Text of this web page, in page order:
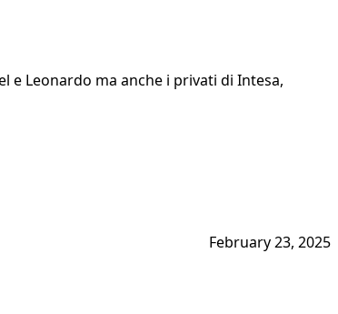
e Leonardo ma anche i privati di Intesa,
February 23, 2025